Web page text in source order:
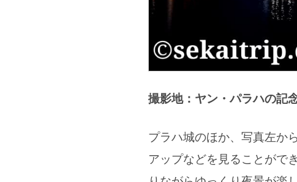
撮影地：ヤン・パラハの記
プラハ城のほか、写真左か
アップなどを見ることがで